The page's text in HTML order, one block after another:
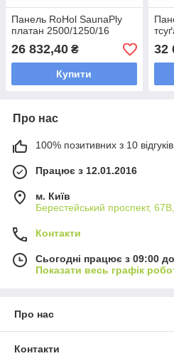
Панель RoHol SaunaPly
платан 2500/1250/16
26 832,40 ₴
Купити
32
Про нас
100% позитивних з 10 відгуків
Працює з 12.01.2016
м. Київ
Берестейський проспект,
Контакти
Сьогодні працює з 09:00
Показати весь графік
Про нас
Контакти